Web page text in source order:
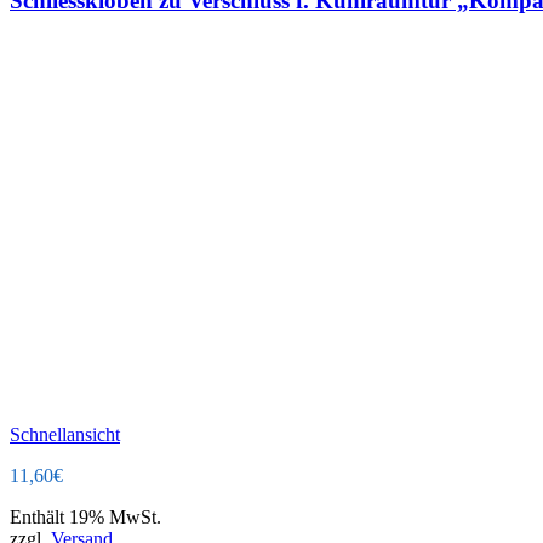
Schnellansicht
11,60€
Enthält 19% MwSt.